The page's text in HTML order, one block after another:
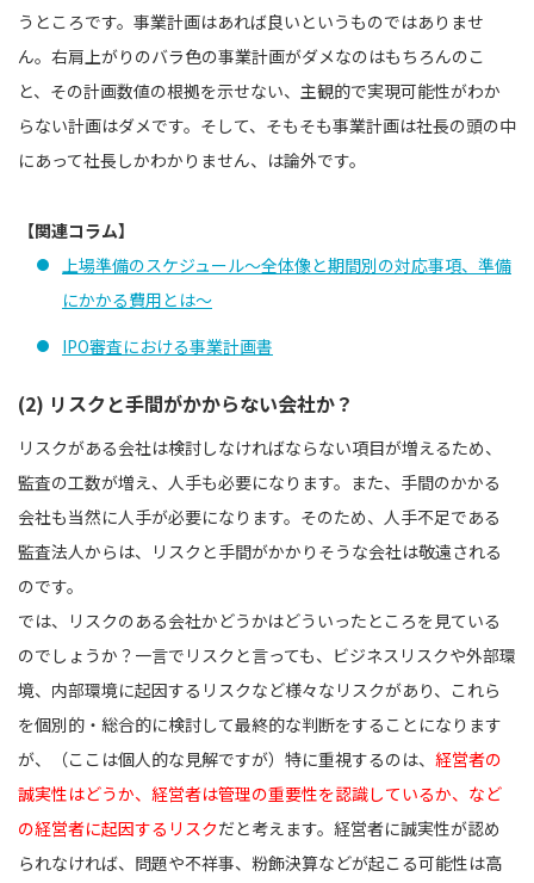
うところです。事業計画はあれば良いというものではありませ
ん。右肩上がりのバラ色の事業計画がダメなのはもちろんのこ
と、その計画数値の根拠を示せない、主観的で実現可能性がわか
らない計画はダメです。そして、そもそも事業計画は社長の頭の中
にあって社長しかわかりません、は論外です。
【関連コラム】
上場準備のスケジュール～全体像と期間別の対応事項、準備
にかかる費用とは～
IPO審査における事業計画書
(2) リスクと手間がかからない会社か？
リスクがある会社は検討しなければならない項目が増えるため、
監査の工数が増え、人手も必要になります。また、手間のかかる
会社も当然に人手が必要になります。そのため、人手不足である
監査法人からは、リスクと手間がかかりそうな会社は敬遠される
のです。
では、リスクのある会社かどうかはどういったところを見ている
のでしょうか？一言でリスクと言っても、ビジネスリスクや外部環
境、内部環境に起因するリスクなど様々なリスクがあり、これら
を個別的・総合的に検討して最終的な判断をすることになります
が、（ここは個人的な見解ですが）特に重視するのは、 経営者の
誠実性はどうか、経営者は管理の重要性を認識しているか、など
の経営者に起因するリスクだと考えます。経営者に誠実性が認め
られなければ、問題や不祥事、粉飾決算などが起こる可能性は高